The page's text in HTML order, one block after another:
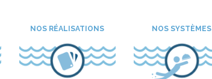
NOS RÉALISATIONS NOS SYSTÈMES